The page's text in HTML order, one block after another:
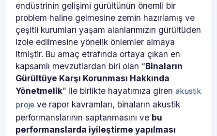
endüstrinin gelişimi gürültünün önemli bir
problem haline gelmesine zemin hazırlamış ve
çeşitli kurumları yaşam alanlarımızın gürültüden
izole edilmesine yönelik önlemler almaya
itmiştir. Bu amaç etrafında ortaya çıkan en
kapsamlı mevzutlardan biri olan “Binaların
Gürültüye Karşı Korunması Hakkında
Yönetmelik” ile birlikte hayatımıza giren akustik
proje ve rapor kavramları, binaların akustik
performanslarının saptanmasını ve bu
performanslarda iyileştirme yapılması